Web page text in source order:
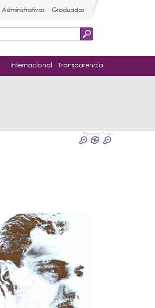
Administrativos Graduados
Internacional Transparencia
Tamaño Texto